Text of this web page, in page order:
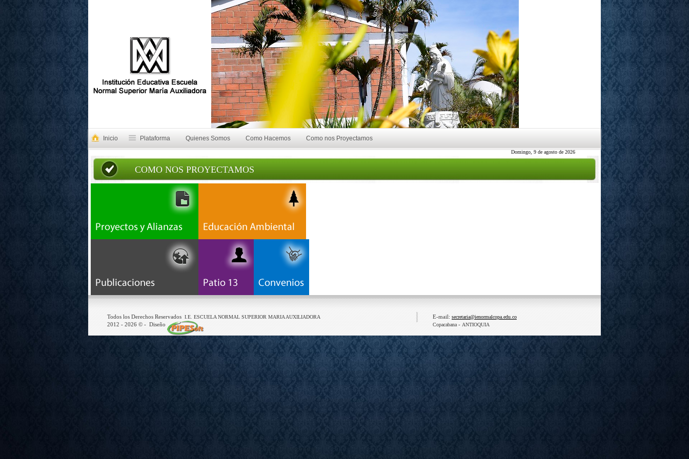
Inicio Plataforma Quienes Somos Como Hacemos Como nos Proyectamos
Domingo, 9 de agosto de 2026
COMO NOS PROYECTAMOS
Todos los Derechos ReservadosI.E. ESCUELA NORMAL SUPERIOR MARIA AUXILIADORA
2012 -2026© - Diseño
E-mail:secretaria@ienormalcopa.edu.co
Copacabana-ANTIOQUIA